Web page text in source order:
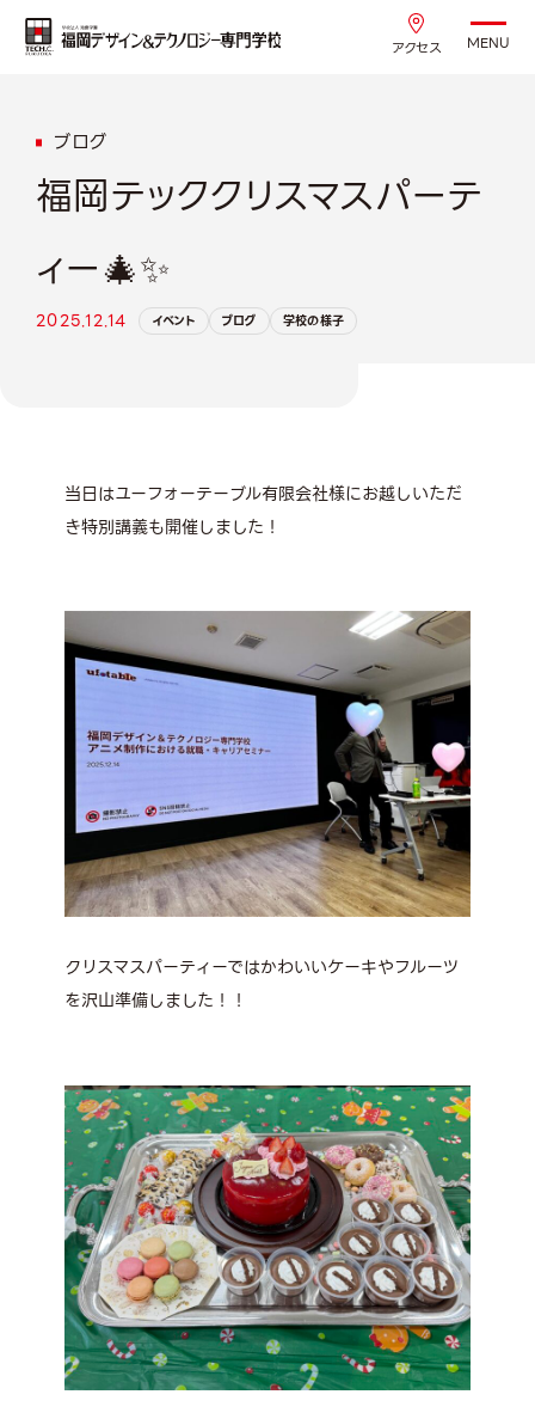
アクセス MENU
ブログ
福岡テッククリスマスパーテ
ィー🎄✨
2025.12.14 イベント ブログ 学校の様子
当日はユーフォーテーブル有限会社様にお越しいただ
き特別講義も開催しました！
クリスマスパーティーではかわいいケーキやフルーツ
を沢山準備しました！！